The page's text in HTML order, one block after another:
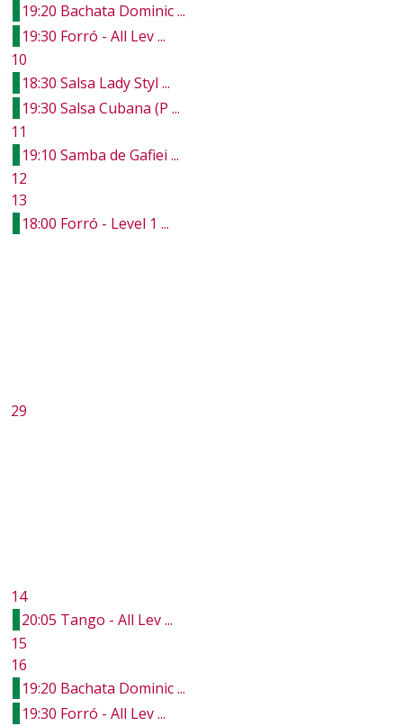
19:20 Bachata Dominic ...
19:30 Forró - All Lev ...
10
18:30 Salsa Lady Styl ...
19:30 Salsa Cubana (P ...
11
19:10 Samba de Gafiei ...
12
13
18:00 Forró - Level 1 ...
29
14
20:05 Tango - All Lev ...
15
16
19:20 Bachata Dominic ...
19:30 Forró - All Lev ...